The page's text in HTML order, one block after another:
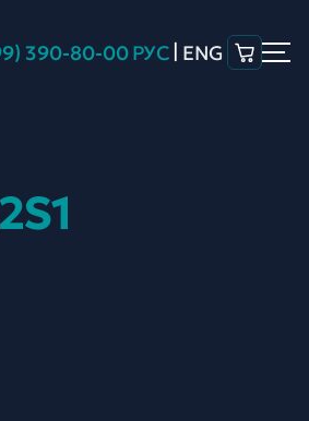
390-80-00РУС ENG